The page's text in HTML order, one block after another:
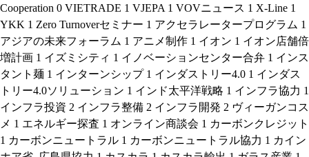
Cooperation 0 VIETRADE 1 VJEPA 1 VOVニュース 1 X-Line 1
YKK 1 Zero Turnoverセミナー 1 アクセラレータープログラム 1
アジアの未来フォーラム 1 アニメ制作 1 イオン 1 イオン店舗倍
増計画 1 イズミシティ 1 イノベーションセンター合弁 1 インス
タント麺 1 インターンシップ 1 インダストリー4.0 1 インダス
トリー4.0ソリューション 1 インド太平洋戦略 1 インフラ協力 1
インフラ投資 2 インフラ整備 2 インフラ開発 2 ヴィーガンコス
メ 1 エネルギー探査 1 オンライン商談会 1 カーボンクレジット
1 カーボンニュートラル 1 カーボンニュートラル協力 1 カイン